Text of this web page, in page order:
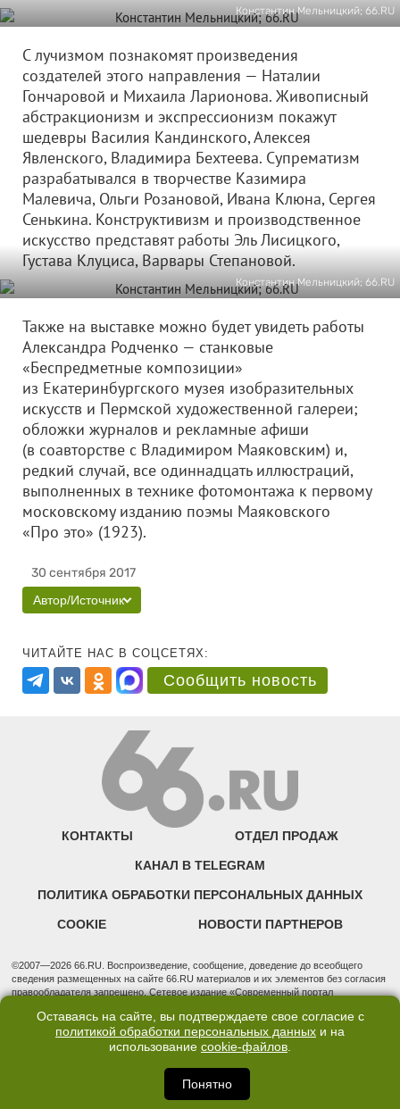
Константин Мельницкий; 66.RU
С лучизмом познакомят произведения
создателей этого направления — Наталии
Гончаровой и Михаила Ларионова. Живописный
абстракционизм и экспрессионизм покажут
шедевры Василия Кандинского, Алексея
Явленского, Владимира Бехтеева. Супрематизм
разрабатывался в творчестве Казимира
Малевича, Ольги Розановой, Ивана Клюна, Сергея
Сенькина. Конструктивизм и производственное
искусство представят работы Эль Лисицкого,
Густава Клуциса, Варвары Степановой.
Константин Мельницкий; 66.RU
Также на выставке можно будет увидеть работы
Александра Родченко — станковые
«Беспредметные композиции»
из Екатеринбургского музея изобразительных
искусств и Пермской художественной галереи;
обложки журналов и рекламные афиши
(в соавторстве с Владимиром Маяковским) и,
редкий случай, все одиннадцать иллюстраций,
выполненных в технике фотомонтажа к первому
московскому изданию поэмы Маяковского
«Про это» (1923).
30 сентября 2017
Автор/Источник
ЧИТАЙТЕ НАС В СОЦСЕТЯХ:
Сообщить новость
КОНТАКТЫ ОТДЕЛ ПРОДАЖ
КАНАЛ В TELEGRAM
ПОЛИТИКА ОБРАБОТКИ ПЕРСОНАЛЬНЫХ ДАННЫХ
COOKIE НОВОСТИ ПАРТНЕРОВ
©2007—2026 66.RU. Воспроизведение, сообщение, доведение до всеобщего
сведения размещенных на сайте 66.RU материалов и их элементов без согласия
правообладателя запрещено. Сетевое издание «Современный портал
надзору в сфере связи, информационных технологий и массовых коммуникаций
(Роскомнадзор). Регистрационный номер ЭЛ № ФС 77 - 76634 от 02.09.2019
Учредитель: Общество с ограниченной ответственностью "66.ру". Юридический
3, оф. 7015 Фактический адрес редакции и отдела продаж: 620014, Свердловская
обл., г. Екатеринбург, ул. Бориса Ельцина, д. 3, оф. 7015, +7 (343) 288-50-66
info@news.66.ru Главный редактор: Шлыков Дмитрий Владимирович
Оставаясь на сайте, вы подтверждаете свое согласие с
политикой обработки персональных данных и на
использование cookie-файлов.
Понятно